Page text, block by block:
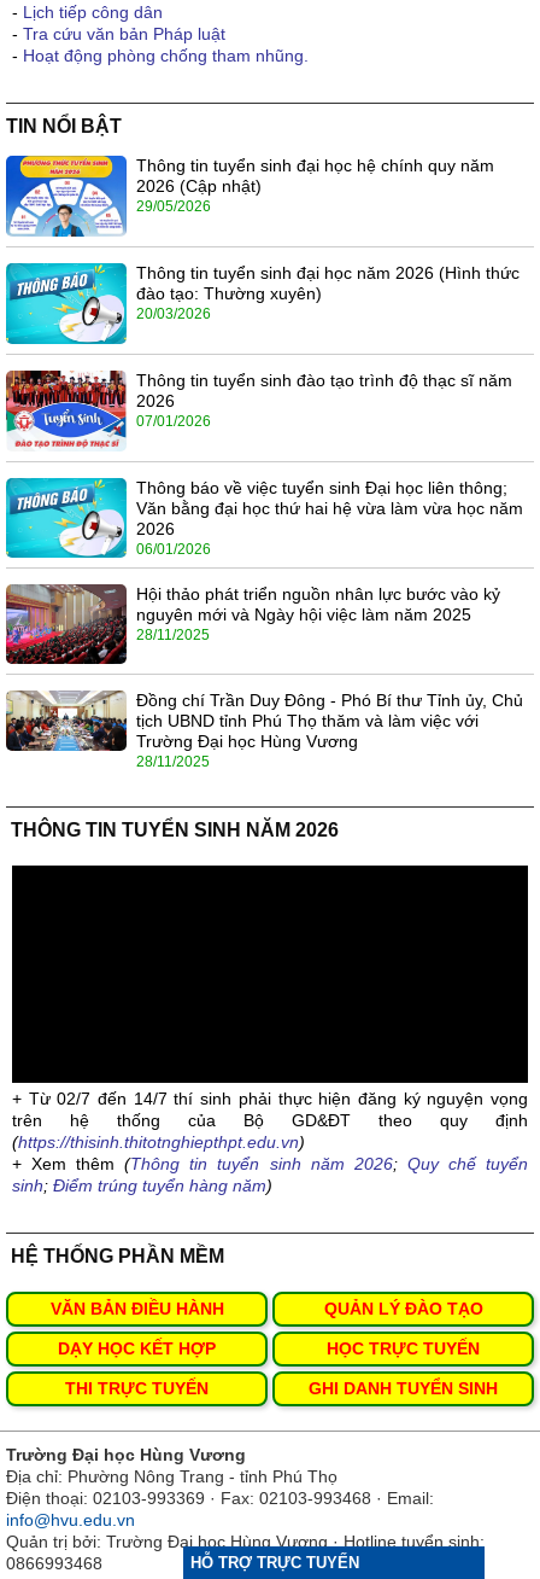
- Lịch tiếp công dân
- Tra cứu văn bản Pháp luật
- Hoạt động phòng chống tham nhũng.
TIN NỔI BẬT
Thông tin tuyển sinh đại học hệ chính quy năm
2026 (Cập nhật)
29/05/2026
Thông tin tuyển sinh đại học năm 2026 (Hình thức
đào tạo: Thường xuyên)
20/03/2026
Thông tin tuyển sinh đào tạo trình độ thạc sĩ năm
2026
07/01/2026
Thông báo về việc tuyển sinh Đại học liên thông;
Văn bằng đại học thứ hai hệ vừa làm vừa học năm
2026
06/01/2026
Hội thảo phát triển nguồn nhân lực bước vào kỷ
nguyên mới và Ngày hội việc làm năm 2025
28/11/2025
Đồng chí Trần Duy Đông - Phó Bí thư Tỉnh ủy, Chủ
tịch UBND tỉnh Phú Thọ thăm và làm việc với
Trường Đại học Hùng Vương
28/11/2025
THÔNG TIN TUYỂN SINH NĂM 2026
+ Từ 02/7 đến 14/7 thí sinh phải thực hiện đăng ký nguyện vọng
trên hệ thống của Bộ GD&ĐT theo quy định
(https://thisinh.thitotnghiepthpt.edu.vn)
+ Xem thêm(Thông tin tuyển sinh năm 2026; Quy chế tuyển
sinh; Điểm trúng tuyển hàng năm)
HỆ THỐNG PHẦN MỀM
VĂN BẢN ĐIỀU HÀNH QUẢN LÝ ĐÀO TẠO
DẠY HỌC KẾT HỢP HỌC TRỰC TUYẾN
THI TRỰC TUYẾN GHI DANH TUYỂN SINH
Trường Đại học Hùng Vương
Địa chỉ: Phường Nông Trang - tỉnh Phú Thọ
Điện thoại: 02103-993369 · Fax: 02103-993468 · Email:
info@hvu.edu.vn
Quản trị bởi: Trường Đại học Hùng Vương · Hotline tuyển sinh:
0866993468
HỖ TRỢ TRỰC TUYẾN